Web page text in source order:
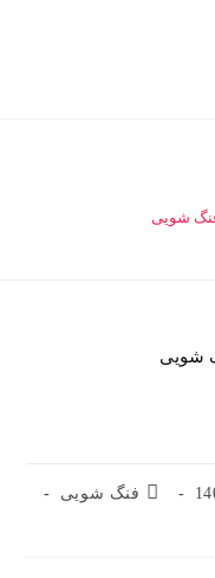
فنگ شویی
فنگ شویی